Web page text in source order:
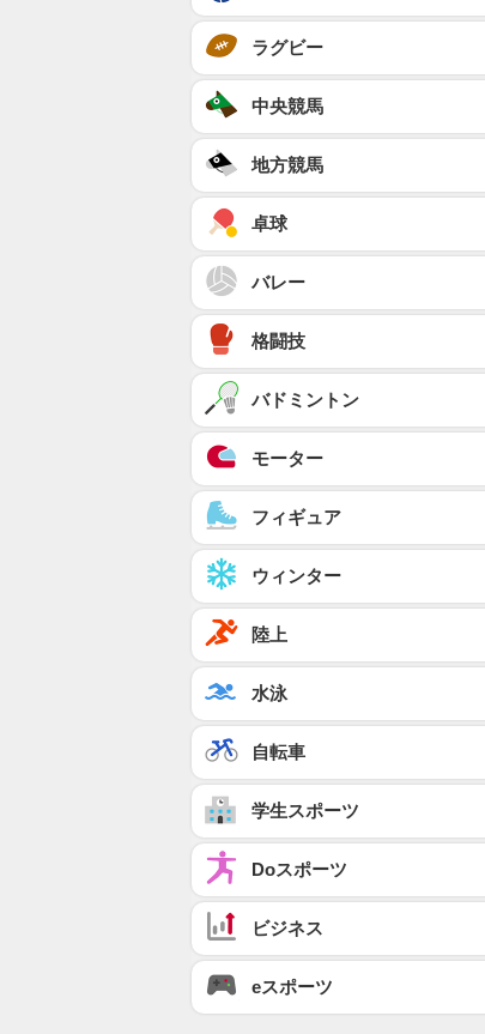
ラグビー
中央競馬
地方競馬
卓球
バレー
格闘技
バドミントン
モーター
フィギュア
ウィンター
陸上
水泳
自転車
学生スポーツ
Doスポーツ
ビジネス
eスポーツ